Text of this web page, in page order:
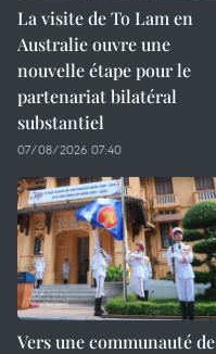
La visite de To Lam en
Australie ouvre une
nouvelle étape pour le
partenariat bilatéral
substantiel
07/08/2026 07:40
Vers une communauté de